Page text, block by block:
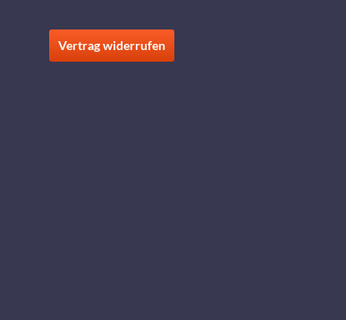
Vertrag widerrufen